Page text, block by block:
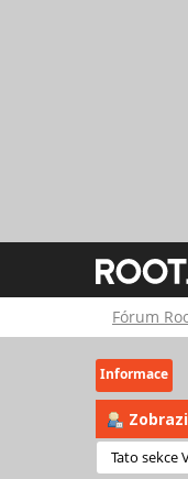
Fórum
Informace
Tato sekce